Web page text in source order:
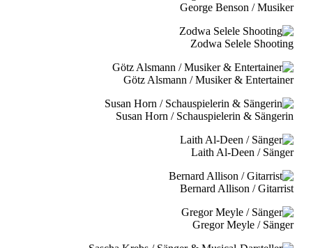
George Benson / Musiker
Zodwa Selele Shooting
Götz Alsmann / Musiker & Entertainer
Susan Horn / Schauspielerin & Sängerin
Laith Al-Deen / Sänger
Bernard Allison / Gitarrist
Gregor Meyle / Sänger